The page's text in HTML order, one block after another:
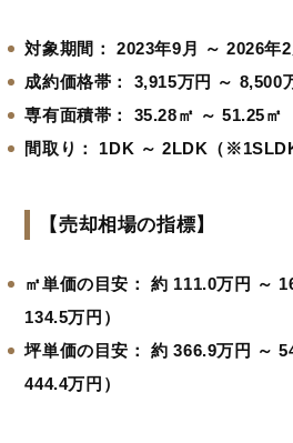
対象期間：
2023年9月 ～ 2026年2
成約価格帯：
3,915万円 ～ 8,500
専有面積帯：
35.28㎡ ～ 51.25㎡
間取り：
1DK ～ 2LDK（
【売却相場の指標】
㎡単価の目安：
約 111.0万円 ～
134.5万円）
坪単価の目安：
約 366.9万円 ～
444.4万円）